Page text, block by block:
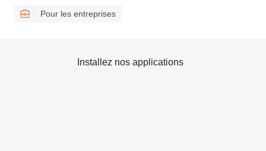
Pour les entreprises
Installez nos applications